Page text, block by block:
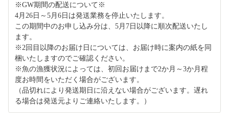
※GW期間の配送について※
4月26日～5月6日は発送業務を停止いたします。
この期間中のお申し込み分は、5月7日以降に順次配送いたし
ます。
※2回目以降のお届け日については、お届け時に案内の紙を同
梱いたしますのでご確認ください。
※魚の漁獲状況によっては、初回お届けまで2か月～3か月程
度お時間をいただく場合がございます。
（品切れにより発送期日に沿えない場合がございます。遅れ
る場合は発送元よりご連絡いたします。）